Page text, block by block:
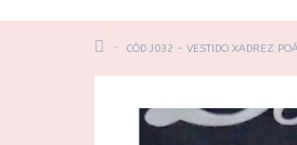
CÓD J032 - VESTIDO XADREZ